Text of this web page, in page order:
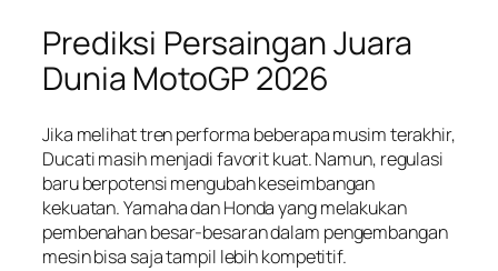
Prediksi Persaingan Juara
Dunia MotoGP 2026
Jika melihat tren performa beberapa musim terakhir,
Ducati masih menjadi favorit kuat. Namun, regulasi
baru berpotensi mengubah keseimbangan
kekuatan. Yamaha dan Honda yang melakukan
pembenahan besar-besaran dalam pengembangan
mesin bisa saja tampil lebih kompetitif.